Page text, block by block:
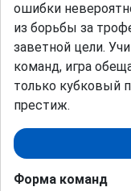
ошибки
из борьбы за
заветной цели.
команд, игра
только кубковый
престиж.
Форма команд